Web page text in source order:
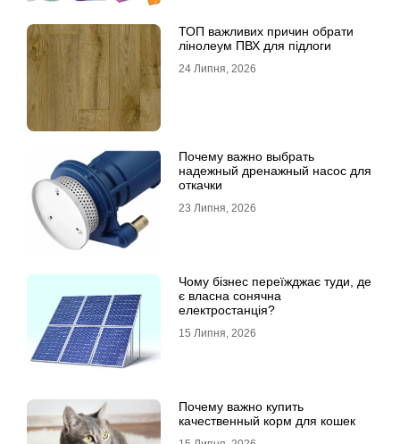
ТОП важливих причин обрати
лінолеум ПВХ для підлоги
24 Липня, 2026
Почему важно выбрать
надежный дренажный насос для
откачки
23 Липня, 2026
Чому бізнес переїжджає туди, де
є власна сонячна
електростанція?
15 Липня, 2026
Почему важно купить
качественный корм для кошек